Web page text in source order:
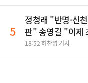
5
정청래 "반명·신
판" 송영길 "이제
석 "대체불가 민주
18:52 허찬영 기자